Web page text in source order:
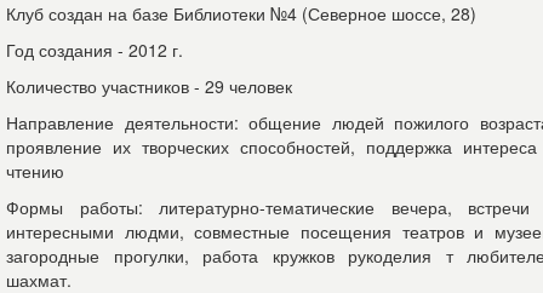
Клуб создан на базе Библиотеки №4 (Северное шоссе, 28)
Год создания - 2012 г.
Количество участников - 29 человек
Направление деятельности: общение людей пожилого
проявление их творческих способностей, поддержка
чтению
Формы работы: литературно-тематические вечера,
интересными людми, совместные посещения театров и
загородные прогулки, работа кружков рукоделия т
шахмат.